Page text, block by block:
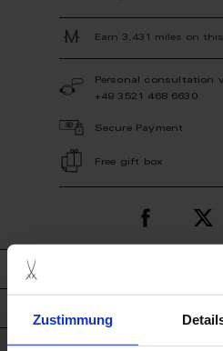
Zustimmung
Earn 3,431 miles on
Personal consultation
+49 3521 468 6630
Secure Payment
Free gift box
description